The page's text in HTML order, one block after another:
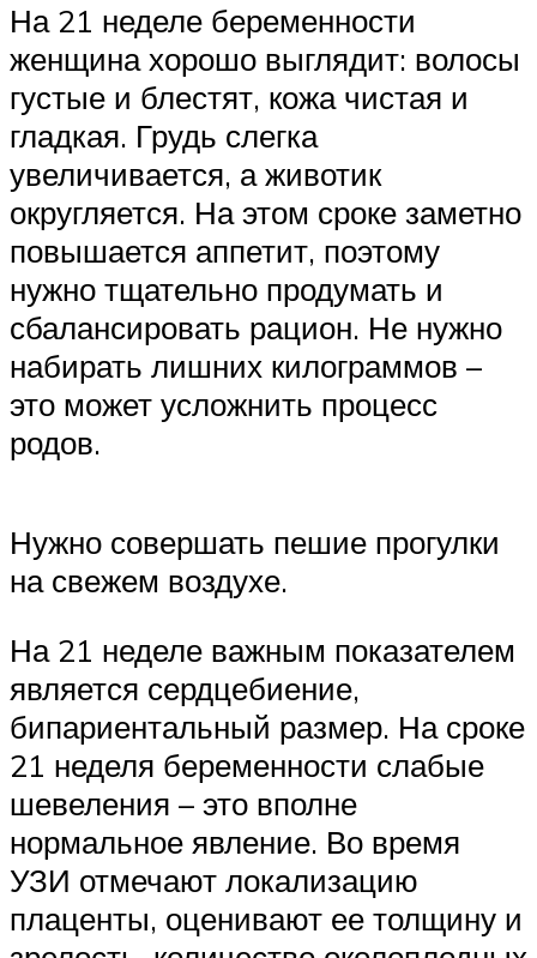
На 21 неделе беременности
женщина хорошо выглядит: волосы
густые и блестят, кожа чистая и
гладкая. Грудь слегка
увеличивается, а животик
округляется. На этом сроке заметно
повышается аппетит, поэтому
нужно тщательно продумать и
сбалансировать рацион. Не нужно
набирать лишних килограммов –
это может усложнить процесс
родов.
Нужно совершать пешие прогулки
на свежем воздухе.
На 21 неделе важным показателем
является сердцебиение,
бипариентальный размер. На сроке
21 неделя беременности слабые
шевеления – это вполне
нормальное явление. Во время
УЗИ отмечают локализацию
плаценты, оценивают ее толщину и